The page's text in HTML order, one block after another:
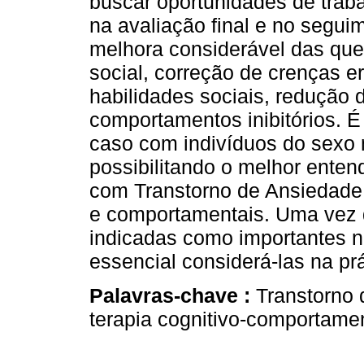
na avaliação final e no
melhora considerável das
social, correção de crenças
habilidades sociais, redução
comportamentos inibitórios.
caso com indivíduos do
possibilitando o melhor
com Transtorno de
e comportamentais. Uma
indicadas como importantes
essencial considerá-las na
Palavras-chave : Transtorno
terapia cognitivo-